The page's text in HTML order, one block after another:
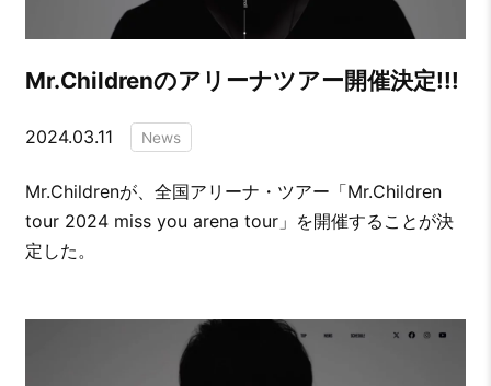
Mr.Childrenのアリーナツアー開催決定!!!
2024.03.11 News
Mr.Childrenが、全国アリーナ・ツアー「Mr.Children
tour 2024 miss you arena tour」を開催することが決
定した。